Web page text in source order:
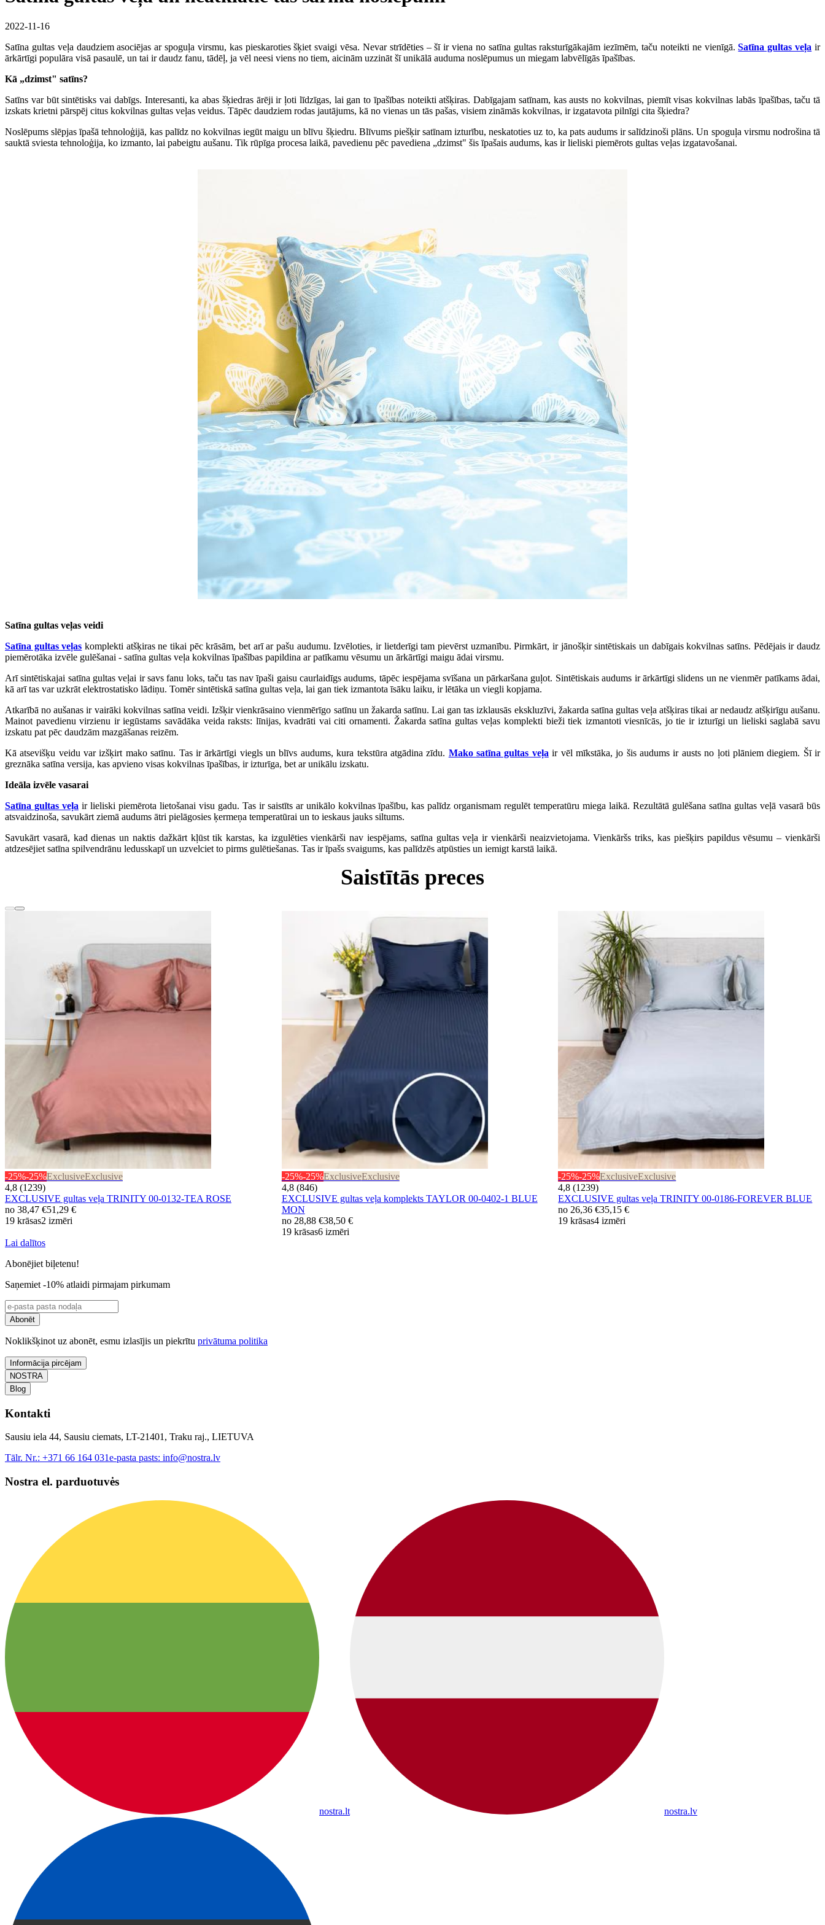
2022-11-16
Satīna gultas veļa daudziem asociējas ar spoguļa virsmu, kas pieskaroties šķiet svaigi vēsa. Nevar strīdēties – šī ir viena no satīna gultas raksturīgākajām iezīmēm, taču noteikti ne vienīgā.Satīna gultas veļa ir
ārkārtīgi populāra visā pasaulē, un tai ir daudz fanu, tādēļ, ja vēl neesi viens no tiem, aicinām uzzināt šī unikālā auduma noslēpumus un miegam labvēlīgās īpašības.
Kā „dzimst" satīns?
Satīns var būt sintētisks vai dabīgs. Interesanti, ka abas šķiedras ārēji ir ļoti līdzīgas, lai gan to īpašības noteikti atšķiras. Dabīgajam satīnam, kas austs no kokvilnas, piemīt visas kokvilnas labās īpašības, taču tā
izskats krietni pārspēj citus kokvilnas gultas veļas veidus. Tāpēc daudziem rodas jautājums, kā no vienas un tās pašas, visiem zināmās kokvilnas, ir izgatavota pilnīgi cita šķiedra?
Noslēpums slēpjas īpašā tehnoloģijā, kas palīdz no kokvilnas iegūt maigu un blīvu šķiedru. Blīvums piešķir satīnam izturību, neskatoties uz to, ka pats audums ir salīdzinoši plāns. Un spoguļa virsmu nodrošina tā
sauktā sviesta tehnoloģija, ko izmanto, lai pabeigtu aušanu. Tik rūpīga procesa laikā, pavedienu pēc pavediena „dzimst" šis īpašais audums, kas ir lieliski piemērots gultas veļas izgatavošanai.
Satīna gultas veļas veidi
Satīna gultas veļas komplekti atšķiras ne tikai pēc krāsām, bet arī ar pašu audumu. Izvēloties, ir lietderīgi tam pievērst uzmanību. Pirmkārt, ir jānošķir sintētiskais un dabīgais kokvilnas satīns. Pēdējais ir daudz
piemērotāka izvēle gulēšanai - satīna gultas veļa kokvilnas īpašības papildina ar patīkamu vēsumu un ārkārtīgi maigu ādai virsmu.
Arī sintētiskajai satīna gultas veļai ir savs fanu loks, taču tas nav īpaši gaisu caurlaidīgs audums, tāpēc iespējama svīšana un pārkaršana guļot. Sintētiskais audums ir ārkārtīgi slidens un ne vienmēr patīkams ādai,
kā arī tas var uzkrāt elektrostatisko lādiņu. Tomēr sintētiskā satīna gultas veļa, lai gan tiek izmantota īsāku laiku, ir lētāka un viegli kopjama.
Atkarībā no aušanas ir vairāki kokvilnas satīna veidi. Izšķir vienkrāsaino vienmērīgo satīnu un žakarda satīnu. Lai gan tas izklausās ekskluzīvi, žakarda satīna gultas veļa atšķiras tikai ar nedaudz atšķirīgu aušanu.
Mainot pavedienu virzienu ir iegūstams savādāka veida raksts: līnijas, kvadrāti vai citi ornamenti. Žakarda satīna gultas veļas komplekti bieži tiek izmantoti viesnīcās, jo tie ir izturīgi un lieliski saglabā savu
izskatu pat pēc daudzām mazgāšanas reizēm.
Kā atsevišķu veidu var izšķirt mako satīnu. Tas ir ārkārtīgi viegls un blīvs audums, kura tekstūra atgādina zīdu. Mako satīna gultas veļa ir vēl mīkstāka, jo šis audums ir austs no ļoti plāniem diegiem. Šī ir
greznāka satīna versija, kas apvieno visas kokvilnas īpašības, ir izturīga, bet ar unikālu izskatu.
Ideāla izvēle vasarai
Satīna gultas veļa ir lieliski piemērota lietošanai visu gadu. Tas ir saistīts ar unikālo kokvilnas īpašību, kas palīdz organismam regulēt temperatūru miega laikā. Rezultātā gulēšana satīna gultas veļā vasarā būs
atsvaidzinoša, savukārt ziemā audums ātri pielāgosies ķermeņa temperatūrai un to ieskaus jauks siltums.
Savukārt vasarā, kad dienas un naktis dažkārt kļūst tik karstas, ka izgulēties vienkārši nav iespējams, satīna gultas veļa ir vienkārši neaizvietojama. Vienkāršs triks, kas piešķirs papildus vēsumu – vienkārši
atdzesējiet satīna spilvendrānu ledusskapī un uzvelciet to pirms gulētiešanas. Tas ir īpašs svaigums, kas palīdzēs atpūsties un iemigt karstā laikā.
Saistītās preces
-25%-25%ExclusiveExclusive
4,8 (1239)
EXCLUSIVE gultas veļa TRINITY 00-0132-TEA ROSE
no 38,47 €51,29 €
19 krāsas2 izmēri
-25%-25%ExclusiveExclusive
4,8 (846)
EXCLUSIVE gultas veļa komplekts TAYLOR 00-0402-1 BLUE
MON
no 28,88 €38,50 €
19 krāsas6 izmēri
-25%-25%ExclusiveExclusive
4,8 (1239)
EXCLUSIVE gultas veļa TRINITY 00-0186-FOREVER BLUE
no 26,36 €35,15 €
19 krāsas4 izmēri
Lai dalītos
Abonējiet biļetenu!
Saņemiet -10% atlaidi pirmajam pirkumam
Abonēt
Noklikšķinot uz abonēt, esmu izlasījis un piekrītu privātuma politika
Informācija pircējam
NOSTRA
Blog
Kontakti
Sausiu iela 44, Sausiu ciemats, LT-21401, Traku raj., LIETUVA
Tālr. Nr.: +371 66 164 031e-pasta pasts: info@nostra.lv
Nostra el. parduotuvės
nostra.lt nostra.lv